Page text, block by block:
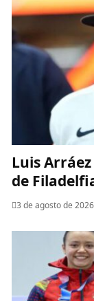
Luis
de
3 de agosto de 2026